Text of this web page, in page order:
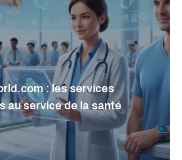
: les services
au service de la santé